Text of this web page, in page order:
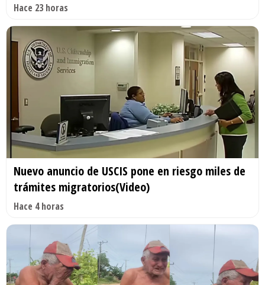
Hace 23 horas
Nuevo anuncio de USCIS pone en riesgo miles de
trámites migratorios(Video)
Hace 4 horas